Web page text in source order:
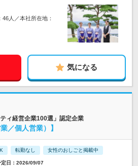
人／本社所在地：
気になる
ィ経営企業100選」認定企業
／個人営業）】
転勤なし 女性のおしごと掲載中
日：2026/09/07